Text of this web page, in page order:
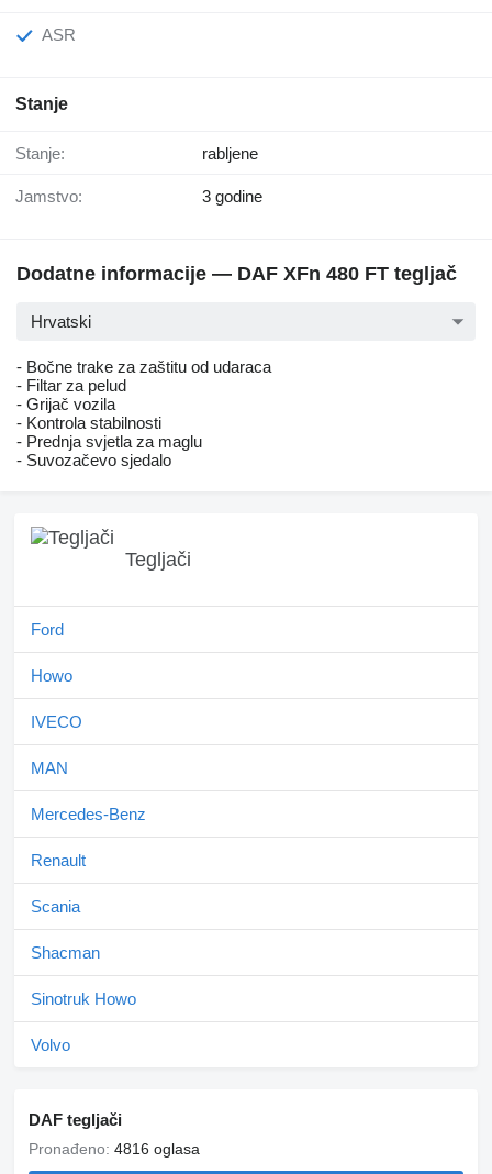
ASR
Stanje
Stanje: rabljene
Jamstvo: 3 godine
Dodatne informacije — DAF XFn 480 FT tegljač
Hrvatski
- Bočne trake za zaštitu od udaraca
- Filtar za pelud
- Grijač vozila
- Kontrola stabilnosti
- Prednja svjetla za maglu
- Suvozačevo sjedalo
Tegljači
Ford
Howo
IVECO
MAN
Mercedes-Benz
Renault
Scania
Shacman
Sinotruk Howo
Volvo
DAF tegljači
Pronađeno: 4816 oglasa